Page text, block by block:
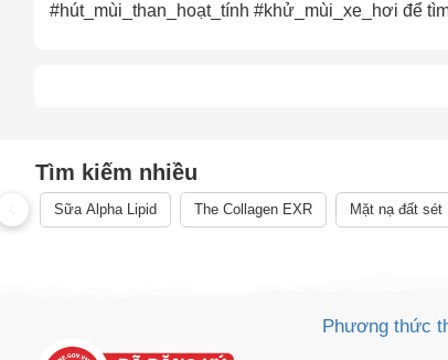
#hút_mùi_than_hoạt_tính #khử_mùi_xe_hơi để
Tìm kiếm nhiều
Sữa Alpha Lipid The Collagen EXR Mặt nạ đất sét
Phương thức